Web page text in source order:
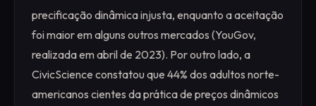
precificação dinâmica injusta, enquanto a aceitação
foi maior em alguns outros mercados (YouGov,
realizada em abril de 2023). Por outro lado, a
CivicScience constatou que 44% dos adultos norte-
americanos cientes da prática de preços dinâmicos